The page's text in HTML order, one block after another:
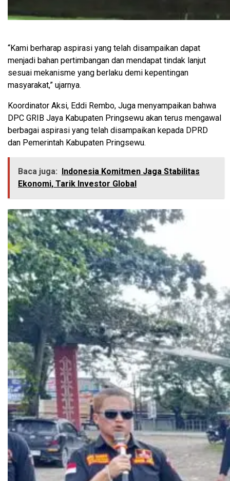
“Kami berharap aspirasi yang telah disampaikan dapat
menjadi bahan pertimbangan dan mendapat tindak lanjut
sesuai mekanisme yang berlaku demi kepentingan
masyarakat,” ujarnya.
Koordinator Aksi, Eddi Rembo, Juga menyampaikan bahwa
DPC GRIB Jaya Kabupaten Pringsewu akan terus mengawal
berbagai aspirasi yang telah disampaikan kepada DPRD
dan Pemerintah Kabupaten Pringsewu.
Baca juga:
Indonesia Komitmen Jaga Stabilitas
Ekonomi, Tarik Investor Global